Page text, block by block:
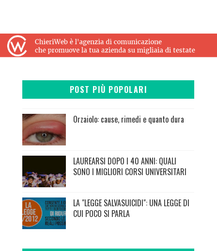
POST PIÙ POPOLARI
Orzaiolo: cause, rimedi e quanto dura
LAUREARSI DOPO I 40 ANNI: QUALI
SONO I MIGLIORI CORSI UNIVERSITARI
LA "LEGGE SALVASUICIDI": UNA LEGGE DI
CUI POCO SI PARLA